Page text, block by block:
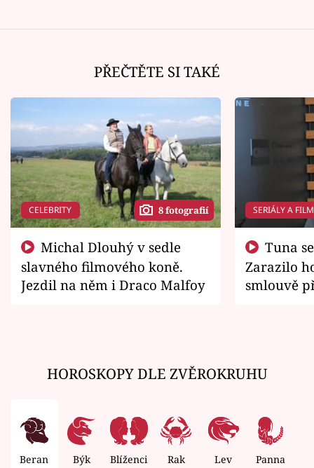
PŘEČTĚTE SI TAKÉ
CELEBRITY 8 fotografií
slavného filmového koně.
Jezdil na něm i Draco Malfoy
SERIÁLY A
Zarazilo
smlouvě
HOROSKOPY DLE ZVĚROKRUHU
Beran Býk Blíženci Rak Lev Panna